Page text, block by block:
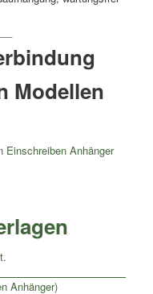
Modellen